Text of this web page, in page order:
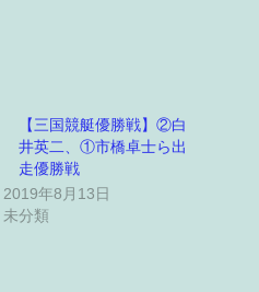
【三国競艇優勝戦】②白
井英二、①市橋卓士ら出
走優勝戦
2019年8月13日
未分類